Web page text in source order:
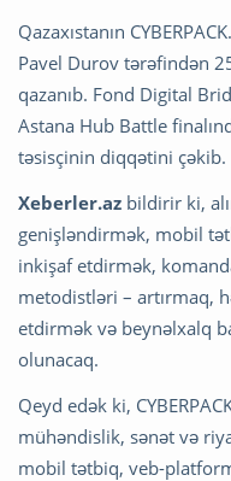
Qazaxıstanın
Pavel Durov tərəfindən
qazanıb. Fond Digital
Astana Hub Battle
təsisçinin diqqətini çəkib.
Xeberler.az bildirir ki,
genişləndirmək, mobil
inkişaf etdirmək,
metodistləri – artırmaq,
etdirmək və beynəlxalq
olunacaq.
Qeyd edək ki,
mühəndislik, sənət və
mobil tətbiq, veb-